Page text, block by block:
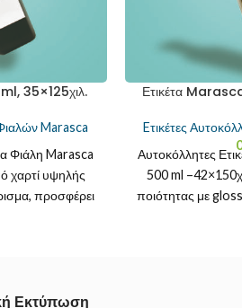
35×125χιλ.
Marasca
Φιάλη Marasca
χαρτί υψηλής
προσφέρει
Ετικέτα
Eτικέτες
Αυτοκόλλητες
500 ml
ποιότητας με
Εκτύπωση